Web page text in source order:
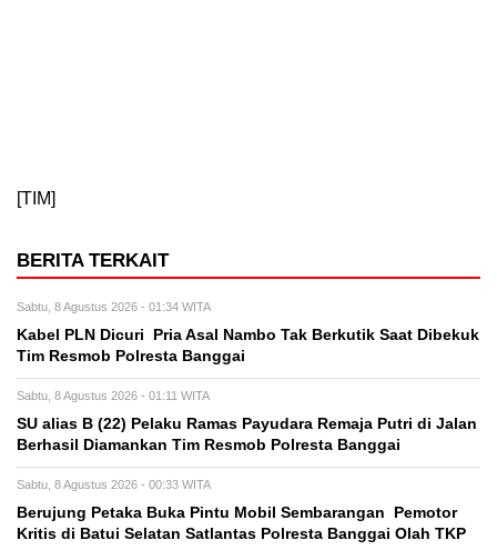
[TIM]
BERITA TERKAIT
Sabtu, 8 Agustus 2026 - 01:34 WITA
Kabel PLN Dicuri Pria Asal Nambo Tak Berkutik Saat Dibekuk
Tim Resmob Polresta Banggai
Sabtu, 8 Agustus 2026 - 01:11 WITA
SU alias B (22) Pelaku Ramas Payudara Remaja Putri di Jalan
Berhasil Diamankan Tim Resmob Polresta Banggai
Sabtu, 8 Agustus 2026 - 00:33 WITA
Berujung Petaka Buka Pintu Mobil Sembarangan Pemotor
Kritis di Batui Selatan Satlantas Polresta Banggai Olah TKP